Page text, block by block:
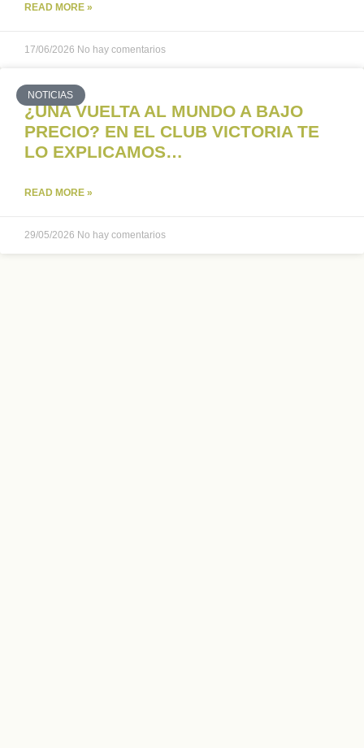
READ MORE »
17/06/2026 No hay comentarios
NOTICIAS
¿UNA VUELTA AL MUNDO A BAJO
PRECIO? EN EL CLUB VICTORIA TE
LO EXPLICAMOS…
READ MORE »
29/05/2026 No hay comentarios